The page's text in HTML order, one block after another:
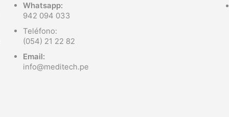
Whatsapp:
942 094 033
Teléfono:
(054) 21 22 82
Email:
info@meditech.pe